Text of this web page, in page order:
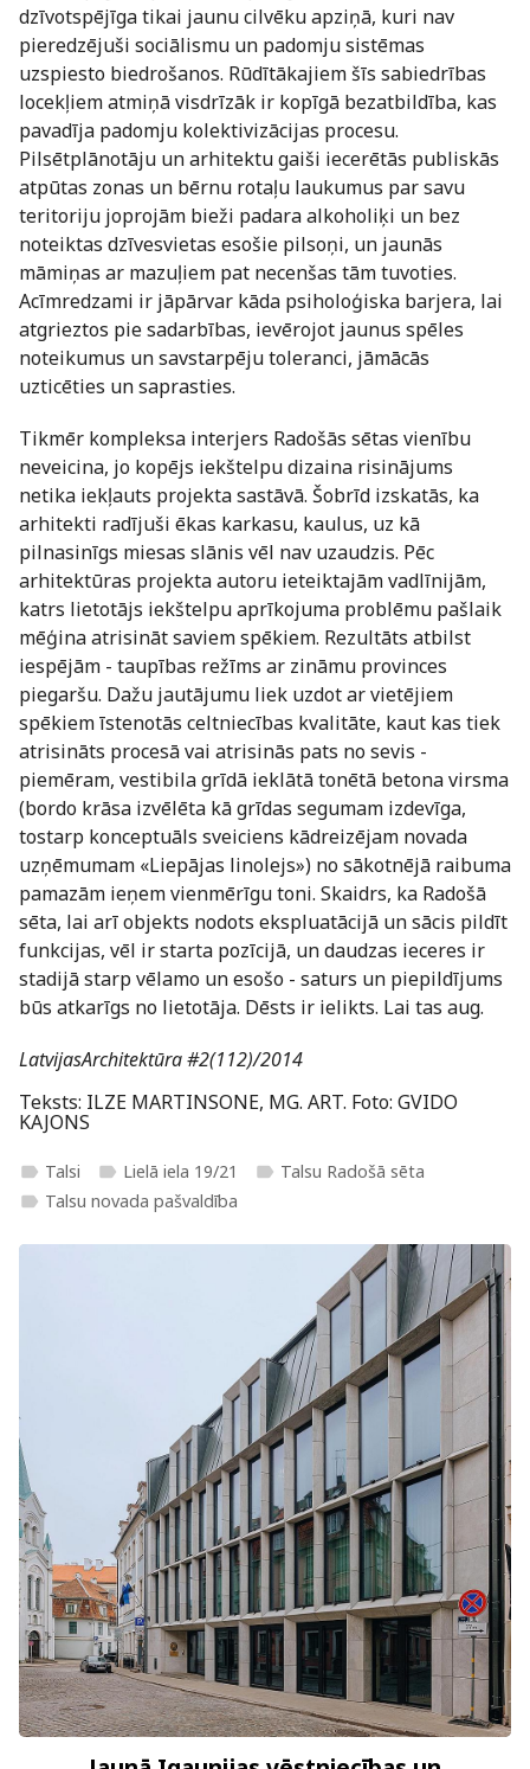
dzīvotspējīga tikai jaunu cilvēku apziņā, kuri nav
pieredzējuši sociālismu un padomju sistēmas
uzspiesto biedrošanos. Rūdītākajiem šīs sabiedrības
locekļiem atmiņā visdrīzāk ir kopīgā bezatbildība, kas
pavadīja padomju kolektivizācijas procesu.
Pilsētplānotāju un arhitektu gaiši iecerētās publiskās
atpūtas zonas un bērnu rotaļu laukumus par savu
teritoriju joprojām bieži padara alkoholiķi un bez
noteiktas dzīvesvietas esošie pilsoņi, un jaunās
māmiņas ar mazuļiem pat necenšas tām tuvoties.
Acīmredzami ir jāpārvar kāda psiholoģiska barjera, lai
atgrieztos pie sadarbības, ievērojot jaunus spēles
noteikumus un savstarpēju toleranci, jāmācās
uzticēties un saprasties.
Tikmēr kompleksa interjers Radošās sētas vienību
neveicina, jo kopējs iekštelpu dizaina risinājums
netika iekļauts projekta sastāvā. Šobrīd izskatās, ka
arhitekti radījuši ēkas karkasu, kaulus, uz kā
pilnasinīgs miesas slānis vēl nav uzaudzis. Pēc
arhitektūras projekta autoru ieteiktajām vadlīnijām,
katrs lietotājs iekštelpu aprīkojuma problēmu pašlaik
mēģina atrisināt saviem spēkiem. Rezultāts atbilst
iespējām - taupības režīms ar zināmu provinces
piegaršu. Dažu jautājumu liek uzdot ar vietējiem
spēkiem īstenotās celtniecības kvalitāte, kaut kas tiek
atrisināts procesā vai atrisinās pats no sevis -
piemēram, vestibila grīdā ieklātā tonētā betona virsma
(bordo krāsa izvēlēta kā grīdas segumam izdevīga,
tostarp konceptuāls sveiciens kādreizējam novada
uzņēmumam «Liepājas linolejs») no sākotnējā raibuma
pamazām ieņem vienmērīgu toni. Skaidrs, ka Radošā
sēta, lai arī objekts nodots ekspluatācijā un sācis pildīt
funkcijas, vēl ir starta pozīcijā, un daudzas ieceres ir
stadijā starp vēlamo un esošo - saturs un piepildījums
būs atkarīgs no lietotāja. Dēsts ir ielikts. Lai tas aug.
LatvijasArchitektūra #2(112)/2014
Teksts: ILZE MARTINSONE, MG. ART. Foto: GVIDO
KAJONS
label Talsi label Lielā iela 19/21 label Talsu Radošā sēta
label Talsu novada pašvaldība